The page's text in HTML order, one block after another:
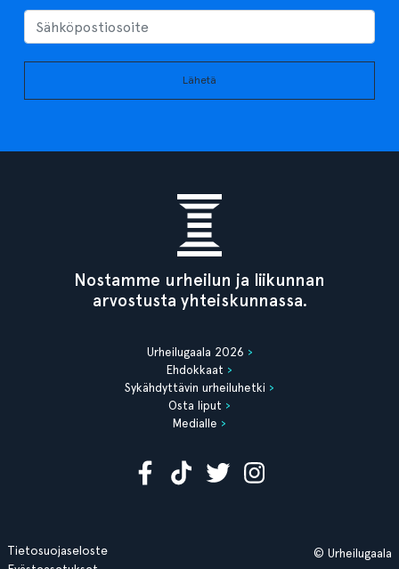
Lähetä
Nostamme urheilun ja liikunnan
arvostusta yhteiskunnassa.
Urheilugaala 2026
Ehdokkaat
Sykähdyttävin urheiluhetki
Osta liput
Medialle
Tietosuojaseloste
© Urheilugaala